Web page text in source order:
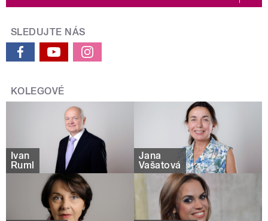
SLEDUJTE NÁS
KOLEGOVÉ
Ivan
Ruml
Jana
Vašatová